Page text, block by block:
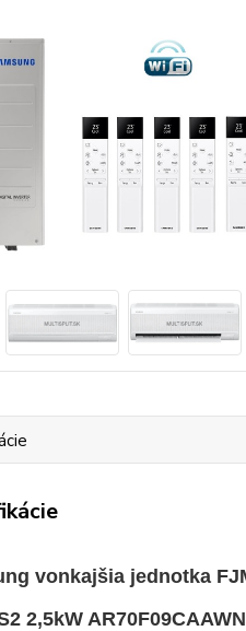
vonkajšia jednotka
2,5kW